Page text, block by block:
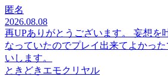
匿名
2026.08.08
再UPありがとうございます。 妄想を
なっていたのでプレイ出来てよかっ
いします。
ときどきエモクリヤル